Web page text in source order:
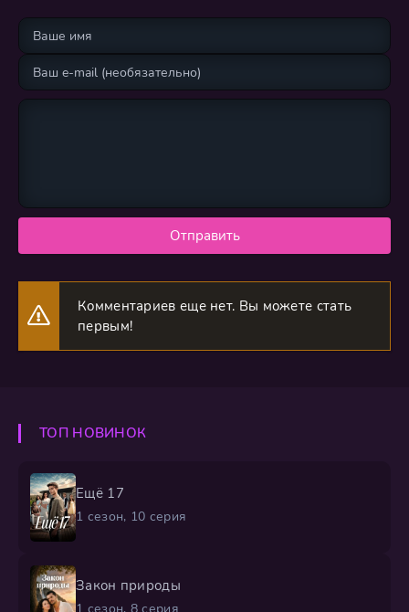
Отправить
Комментариев еще нет. Вы можете стать
первым!
ТОП НОВИНОК
Ещё 17
1 сезон, 10 серия
Закон природы